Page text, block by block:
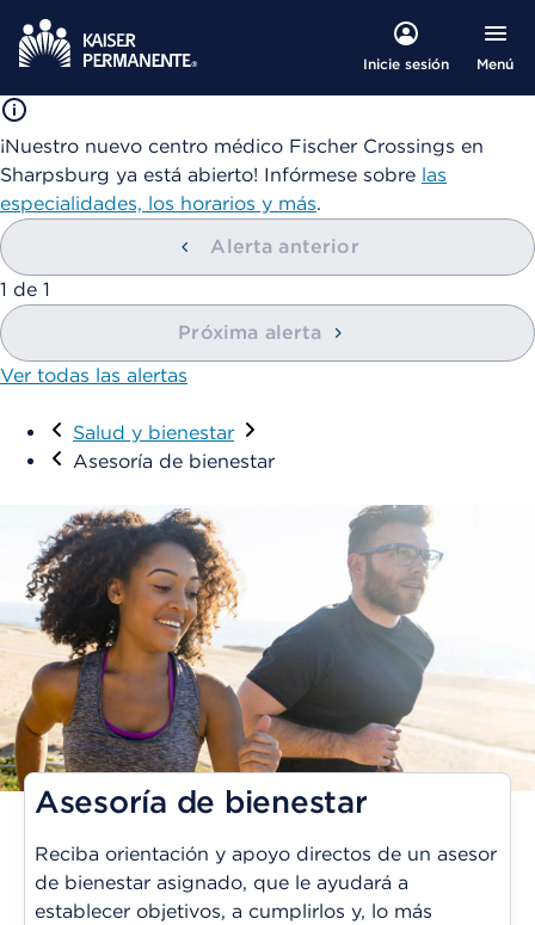
Inicie sesión Menú
¡Nuestro nuevo centro médico Fischer Crossings en
Sharpsburg ya está abierto! Infórmese sobre las
especialidades, los horarios y más.
Alerta anterior
mostrando
1 de 1
Próxima alerta
Ver todas las alertas
Visitar
Salud y bienestar
Asesoría de bienestar
Asesoría de bienestar
Reciba orientación y apoyo directos de un asesor
de bienestar asignado, que le ayudará a
establecer objetivos, a cumplirlos y, lo más